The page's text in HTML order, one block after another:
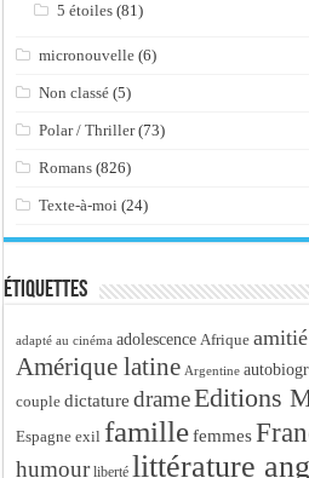
5 étoiles (81)
micronouvelle (6)
Non classé (5)
Polar / Thriller(73)
Romans (826)
Texte-à-moi (24)
Étiquettes
adapté au cinéma adolescence Afrique amitié
Amérique latine Argentine
couple dictature drameEditions
Espagne exil famille femmes
humour liberté littérature